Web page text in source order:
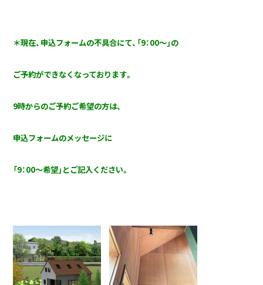
＊現在、申込フォームの不具合にて、「9：00～」の
ご予約ができなくなっております。
9時からのご予約ご希望の方は、
申込フォームのメッセージに
「9：00～希望」とご記入ください。